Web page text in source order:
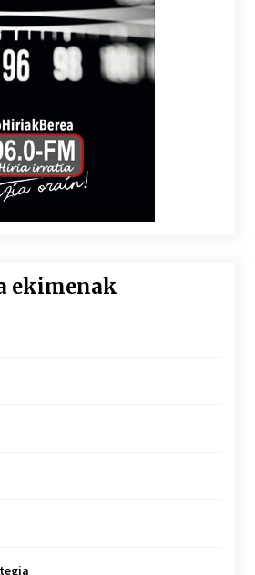
ekimenak